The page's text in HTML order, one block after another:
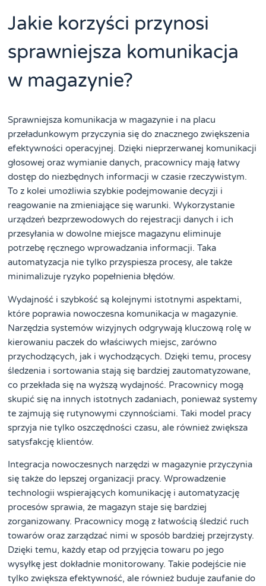
Jakie korzyści przynosi
sprawniejsza komunikacja
w magazynie?
Sprawniejsza komunikacja w magazynie i na placu
przeładunkowym przyczynia się do znacznego zwiększenia
efektywności operacyjnej. Dzięki nieprzerwanej komunikacji
głosowej oraz wymianie danych, pracownicy mają łatwy
dostęp do niezbędnych informacji w czasie rzeczywistym.
To z kolei umożliwia szybkie podejmowanie decyzji i
reagowanie na zmieniające się warunki. Wykorzystanie
urządzeń bezprzewodowych do rejestracji danych i ich
przesyłania w dowolne miejsce magazynu eliminuje
potrzebę ręcznego wprowadzania informacji. Taka
automatyzacja nie tylko przyspiesza procesy, ale także
minimalizuje ryzyko popełnienia błędów.
Wydajność i szybkość są kolejnymi istotnymi aspektami,
które poprawia nowoczesna komunikacja w magazynie.
Narzędzia systemów wizyjnych odgrywają kluczową rolę w
kierowaniu paczek do właściwych miejsc, zarówno
przychodzących, jak i wychodzących. Dzięki temu, procesy
śledzenia i sortowania stają się bardziej zautomatyzowane,
co przekłada się na wyższą wydajność. Pracownicy mogą
skupić się na innych istotnych zadaniach, ponieważ systemy
te zajmują się rutynowymi czynnościami. Taki model pracy
sprzyja nie tylko oszczędności czasu, ale również zwiększa
satysfakcję klientów.
Integracja nowoczesnych narzędzi w magazynie przyczynia
się także do lepszej organizacji pracy. Wprowadzenie
technologii wspierających komunikację i automatyzację
procesów sprawia, że magazyn staje się bardziej
zorganizowany. Pracownicy mogą z łatwością śledzić ruch
towarów oraz zarządzać nimi w sposób bardziej przejrzysty.
Dzięki temu, każdy etap od przyjęcia towaru po jego
wysyłkę jest dokładnie monitorowany. Takie podejście nie
tylko zwiększa efektywność, ale również buduje zaufanie do